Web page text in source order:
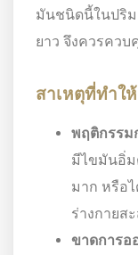
มันชนิดนี้ในปริม
ยาว จึงควรคว
สาเหตุที่ทำใ
พฤติกรรม
มีไขมันอิ่ม
มาก หรือ
ร่างกายส
ขาดการอ